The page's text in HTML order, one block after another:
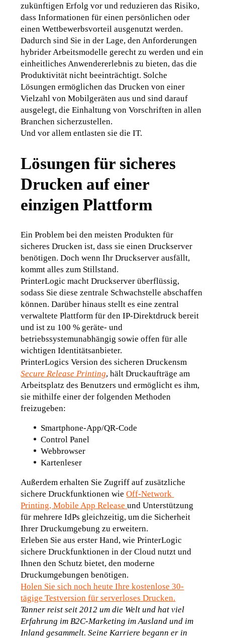
zukünftigen Erfolg vor und reduzieren das Risiko,
dass Informationen für einen persönlichen oder
einen Wettbewerbsvorteil ausgenutzt werden.
Dadurch sind Sie in der Lage, den Anforderungen
hybrider Arbeitsmodelle gerecht zu werden und ein
einheitliches Anwendererlebnis zu bieten, das die
Produktivität nicht beeinträchtigt. Solche
Lösungen ermöglichen das Drucken von einer
Vielzahl von Mobilgeräten aus und sind darauf
ausgelegt, die Einhaltung von Vorschriften in allen
Branchen sicherzustellen.
Und vor allem entlasten sie die IT.
Lösungen für sicheres
Drucken auf einer
einzigen Plattform
Ein Problem bei den meisten Produkten für
sicheres Drucken ist, dass sie einen Druckserver
benötigen. Doch wenn Ihr Druckserver ausfällt,
kommt alles zum Stillstand.
PrinterLogic macht Druckserver überflüssig,
sodass Sie diese zentrale Schwachstelle abschaffen
können. Darüber hinaus stellt es eine zentral
verwaltete Plattform für den IP-Direktdruck bereit
und ist zu 100 % geräte- und
betriebssystemunabhängig sowie offen für alle
wichtigen Identitätsanbieter.
PrinterLogics Version des sicheren Druckensm
Secure Release Printing, hält Druckaufträge am
Arbeitsplatz des Benutzers und ermöglicht es ihm,
sie mithilfe einer der folgenden Methoden
freizugeben:
Smartphone-App/QR-Code
Control Panel
Webbrowser
Kartenleser
Außerdem erhalten Sie Zugriff auf zusätzliche
sichere Druckfunktionen wie Off-Network
Printing, Mobile App Release und Unterstützung
für mehrere IdPs gleichzeitig, um die Sicherheit
Ihrer Druckumgebung zu erweitern.
Erleben Sie aus erster Hand, wie PrinterLogic
sichere Druckfunktionen in der Cloud nutzt und
Ihnen den Schutz bietet, den moderne
Druckumgebungen benötigen.
Holen Sie sich noch heute Ihre kostenlose 30-
tägige Testversion für serverloses Drucken.
Tanner reist seit 2012 um die Welt und hat viel
Erfahrung im B2C-Marketing im Ausland und im
Inland gesammelt. Seine Karriere begann er in